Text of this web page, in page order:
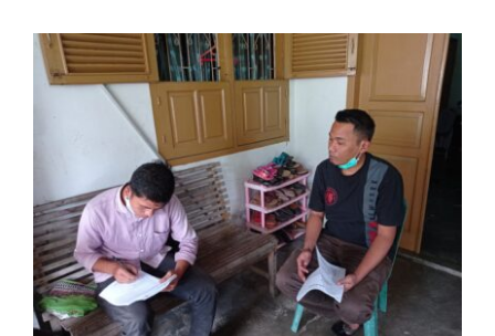
Metode Riset Face to Face
Interview, atau
Riset/Penelitian Tatap Muka
Artikel Riset